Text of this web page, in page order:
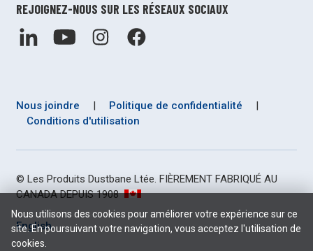
REJOIGNEZ-NOUS SUR LES RÉSEAUX SOCIAUX
Nous joindre | Politique de confidentialité
|
Conditions d'utilisation
© Les Produits Dustbane Ltée. FIÈREMENT FABRIQUÉ AU
CANADA DEPUIS 1908
English
Nous utilisons des cookies pour améliorer votre expérience sur ce
site. En poursuivant votre navigation, vous acceptez l'utilisation de
cookies.